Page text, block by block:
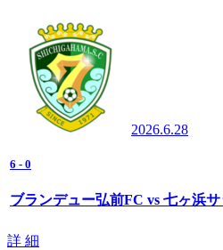
2026.6.28
6 - 0
ブランデュー弘前FC vs 七ヶ浜
詳 細